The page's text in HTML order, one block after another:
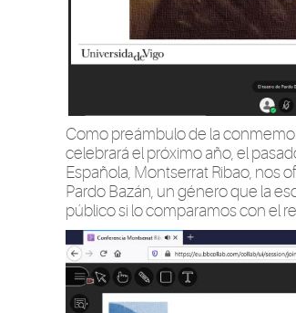
Como preámbulo de la
celebrará el próximo año, el
Española, Montserrat Ribao, nos
Pardo Bazán, un género que la
público si lo comparamos con el